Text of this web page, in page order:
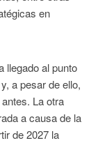
en
llegado al punto
a pesar de ello,
La otra
a causa de la
de 2027 la